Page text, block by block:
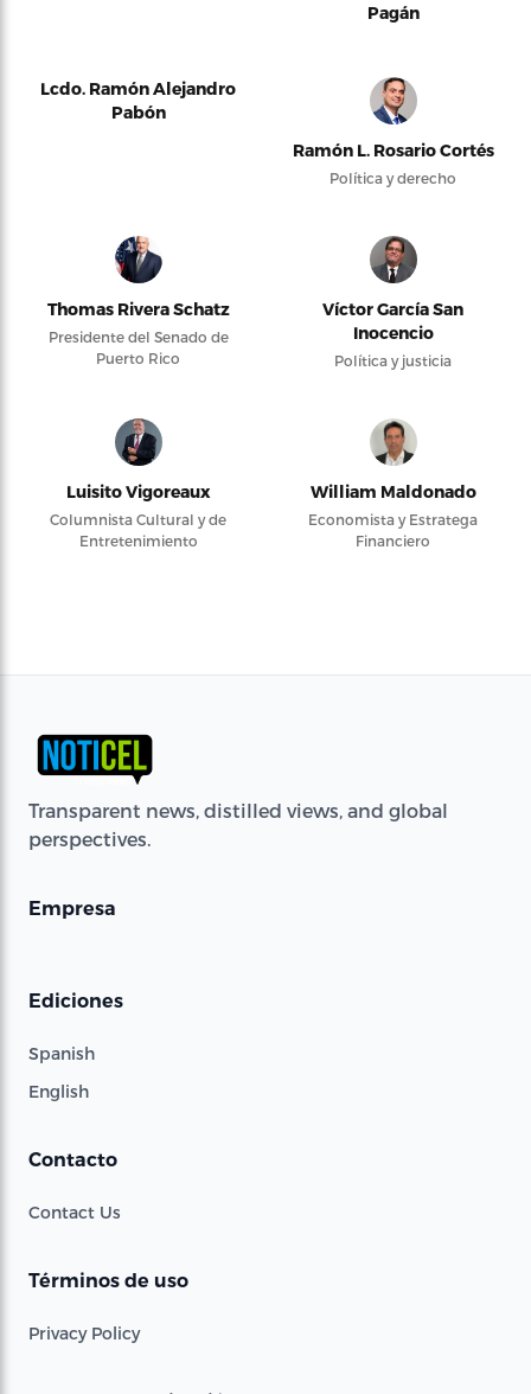
Pagán
Lcdo. Ramón Alejandro
Pabón
Ramón L. Rosario Cortés
Política y derecho
Thomas Rivera Schatz
Presidente del Senado de
Puerto Rico
Víctor García San
Inocencio
Política y justicia
Luisito Vigoreaux
Columnista Cultural y de
Entretenimiento
William Maldonado
Economista y Estratega
Financiero
Transparent news, distilled views, and global
perspectives.
Empresa
Ediciones
Spanish
English
Contacto
Contact Us
Términos de uso
Privacy Policy